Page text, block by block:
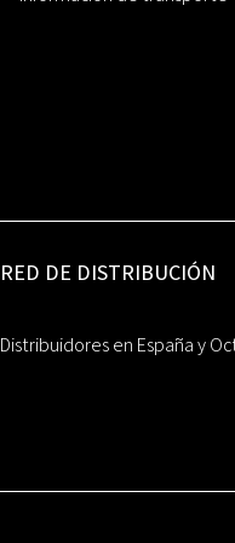
RED DE DISTRIBUCIÓN
Distribuidores en España y